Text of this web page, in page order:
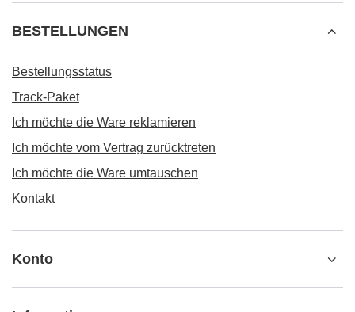
BESTELLUNGEN
Bestellungsstatus
Track-Paket
Ich möchte die Ware reklamieren
Ich möchte vom Vertrag zurücktreten
Ich möchte die Ware umtauschen
Kontakt
Konto